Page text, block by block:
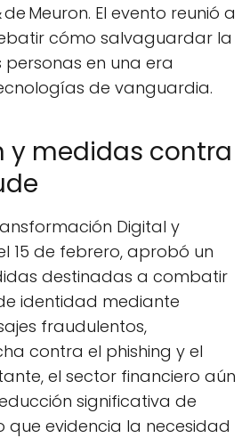
Meuron. El evento reunió a
cómo salvaguardar la
en una era
de vanguardia.
y medidas contra
Digital y
15 de febrero, aprobó un
destinadas a combatir
identidad mediante
fraudulentos,
contra el phishing y el
el sector financiero aún
significativa de
que evidencia la necesidad